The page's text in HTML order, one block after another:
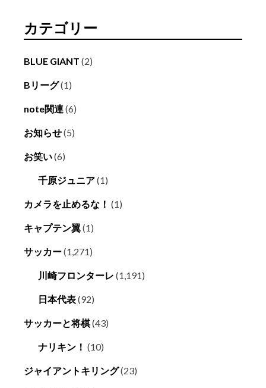
カテゴリー
BLUE GIANT (2)
Bリーグ(1)
note関連(6)
お知らせ(5)
お笑い(6)
千原ジュニア(1)
カメラを止めるな！ (1)
キャプテン翼(1)
サッカー(1,271)
川崎フロンターレ (1,191)
日本代表(92)
サッカーと将棋(43)
ナリキン！ (10)
ジャイアントキリング(23)